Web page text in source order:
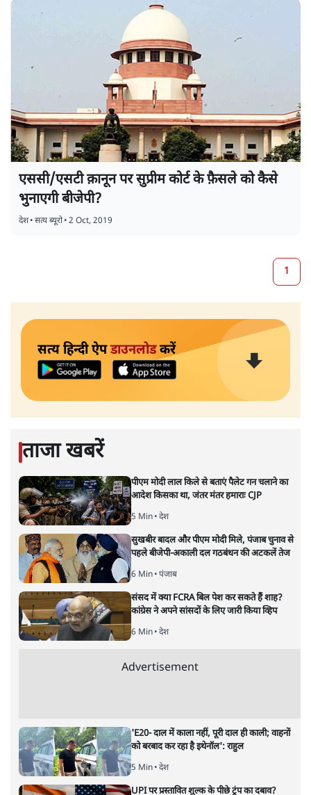
एससी/एसटी क़ानून पर सुप्रीम कोर्ट के फ़ैसले को कैसे
भुनाएगी बीजेपी?
देश•सत्य ब्यूरो•2 Oct, 2019
1
सत्य हिन्दी ऐपडाउनलोडकरें
ताजा खबरें
पीएम मोदी लाल किले से बताएं पैलेट गन चलाने का
आदेश किसका था, जंतर मंतर हमाराः CJP
5 Min• देश
सुखबीर बादल और पीएम मोदी मिले, पंजाब चुनाव से
पहले बीजेपी-अकाली दल गठबंधन की अटकलें तेज
6 Min• पंजाब
संसद में क्या FCRA बिल पेश कर सकते हैं शाह?
कांग्रेस ने अपने सांसदों के लिए जारी किया व्हिप
6 Min• देश
Advertisement
'E20- दाल में काला नहीं, पूरी दाल ही काली; वाहनों
को बरबाद कर रहा है इथेनॉल': राहुल
5 Min• देश
UPI पर प्रस्तावित शुल्क के पीछे ट्रंप का दबाव?